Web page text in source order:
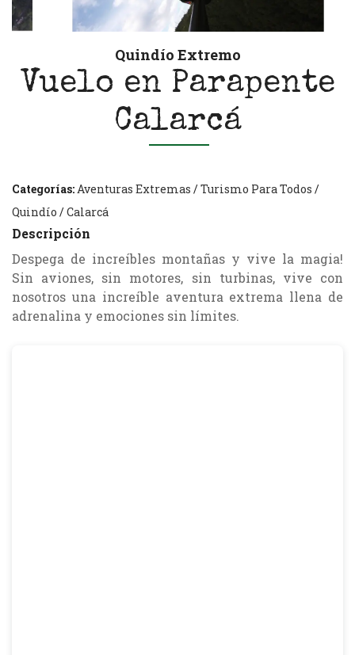
Quindío Extremo
Vuelo en Parapente
Calarcá
Categorías: Aventuras Extremas /Turismo Para Todos /
Quindío /Calarcá
Descripción
Despega de increíbles montañas y vive la magia!
Sin aviones, sin motores, sin turbinas, vive con
nosotros una increíble aventura extrema llena de
adrenalina y emociones sin límites.